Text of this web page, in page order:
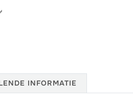
INFORMATIE